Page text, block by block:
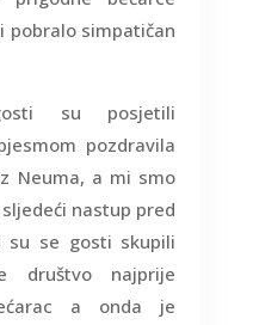
pobralo simpatičan
su posjetili
pozdravila
Neuma, a mi smo
nastup pred
su se gosti skupili
društvo najprije
a onda je